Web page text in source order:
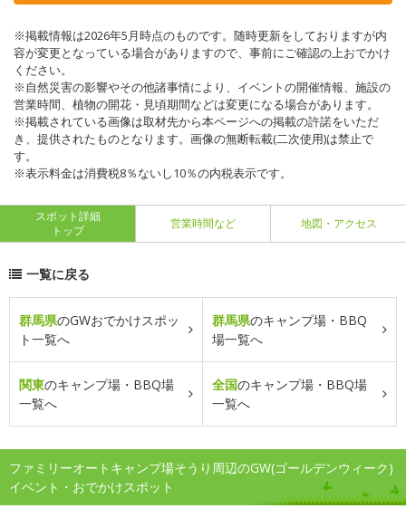
※掲載情報は2026年5月時点のものです。随時更新をしておりますが内
容が変更となっている場合がありますので、事前にご確認の上おでかけ
ください。
※自然災害の影響やその他諸事情により、イベントの開催情報、施設の
営業時間、植物の開花・見頃期間などは変更になる場合があります。
※掲載されている画像は取材先から本ページへの掲載の許諾をいただ
き、提供されたものとなります。画像の無断転載(二次使用)は禁止で
す。
※表示料金は消費税8％ないし10％の内税表示です。
スポット詳細
トップ
営業時間など 地図・アクセス
一覧に戻る
群馬県のGWおでかけスポッ
ト一覧へ
群馬県のキャンプ場・BBQ
場一覧へ
関東のキャンプ場・BBQ場
一覧へ
全国のキャンプ場・BBQ場
一覧へ
ファミリーオートキャンプ場そうり周辺のGW(ゴールデンウィーク)
イベント・おでかけスポット